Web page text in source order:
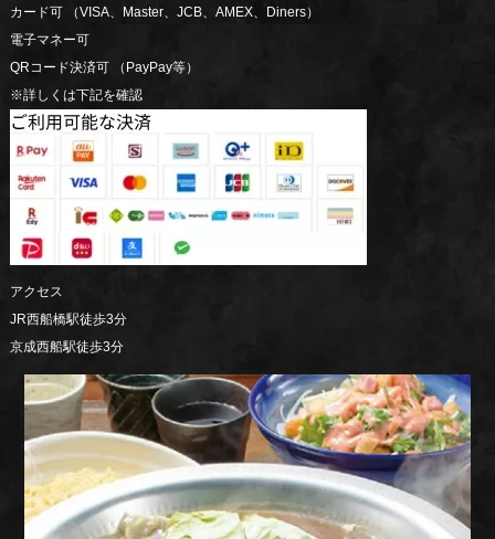
カード可 （VISA、Master、JCB、AMEX、Diners）
電子マネー可
QRコード決済可 （PayPay等）
※詳しくは下記を確認
アクセス
JR西船橋駅徒歩3分
京成西船駅徒歩3分